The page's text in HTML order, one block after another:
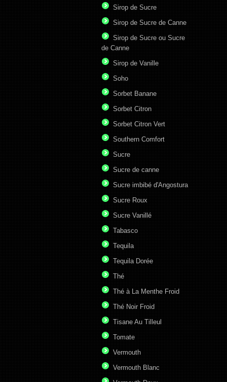
Sirop de Sucre
Sirop de Sucre de Canne
Sirop de Sucre ou Sucre
de Canne
Sirop de Vanille
Soho
Sorbet Banane
Sorbet Citron
Sorbet Citron Vert
Southern Comfort
Sucre
Sucre de canne
Sucre imbibé d'Angostura
Sucre Roux
Sucre Vanillé
Tabasco
Tequila
Tequila Dorée
Thé
Thé à La Menthe Froid
Thé Noir Froid
Tisane Au Tilleul
Tomate
Vermouth
Vermouth Blanc